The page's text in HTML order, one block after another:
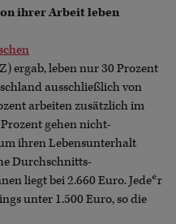
ihrer Arbeit leben
ergab, leben nur 30 Prozent
ausschließlich von
arbeiten zusätzlich im
gehen nicht-
ihren Lebensunterhalt
Durchschnitts-
liegt bei 2.660 Euro. Jede*r
unter 1.500 Euro, so die